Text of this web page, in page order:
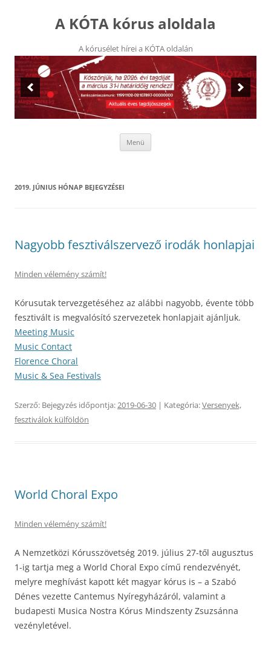
tartalombaA KÓTA kórus aloldala
A kórusélet hírei a KÓTA oldalán
Menü
2019. JÚNIUS HÓNAP BEJEGYZÉSEI
Nagyobb fesztiválszervező irodák honlapjai
Minden vélemény számít!
Kórusutak tervezgetéséhez az alábbi nagyobb, évente több
fesztivált is megvalósító szervezetek honlapjait ajánljuk.
Meeting Music
Music Contact
Florence Choral
Music & Sea Festivals
Szerző: Bejegyzés időpontja:2019-06-30 | Kategória:Versenyek,
fesztiválok külföldön
World Choral Expo
Minden vélemény számít!
A Nemzetközi Kórusszövetség 2019. július 27-től augusztus
1-ig tartja meg a World Choral Expo című rendezvényét,
melyre meghívást kapott két magyar kórus is – a Szabó
Dénes vezette Cantemus Nyíregyházáról, valamint a
budapesti Musica Nostra Kórus Mindszenty Zsuzsánna
vezényletével.